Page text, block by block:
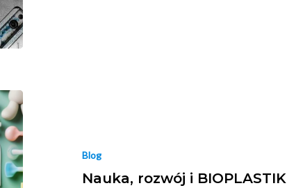
Blog
Nauka, rozwój i BIOPLASTIK